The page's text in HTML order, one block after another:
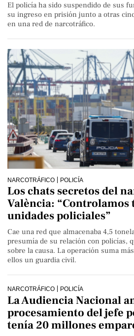
El policía ha sido suspendido de sus
su ingreso en prisión junto a otras
en una red de narcotráfico.
NARCOTRÁFICO POLICÍA
Los chats secretos del
València: “Controlamos
unidades policiales”
Cae una red que almacenaba 4,5
presumía de su relación con policías,
sobre la causa. La operación suma
ellos un guardia civil.
NARCOTRÁFICO POLICÍA
La Audiencia Nacional
procesamiento del jefe
tenía 20 millones